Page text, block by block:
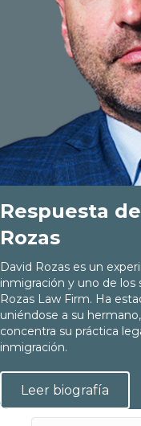
Respuesta
Rozas
David Rozas es un
inmigración y uno de los
Rozas Law Firm. Ha
uniéndose a su
concentra su práctica
inmigración.
Leer biografía